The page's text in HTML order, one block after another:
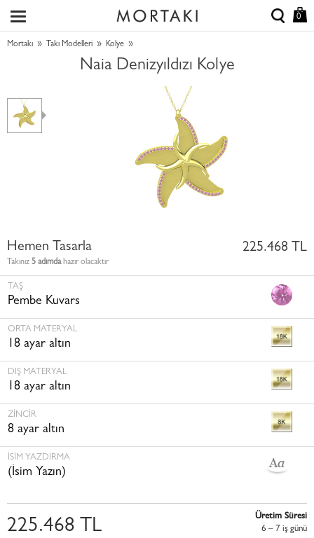
0
Mortakı » Takı Modelleri » Kolye »
Naia Denizyıldızı Kolye
Hemen Tasarla
Takınız 5 adımdahazır olacaktır
225.468 TL
TAŞ
Pembe Kuvars
ORTA MATERYAL
18 ayar altın
DIŞ MATERYAL
18 ayar altın
ZINCIR
8 ayar altın
İSİM YAZDIRMA
(İsim Yazın)
225.468 TL
Üretim Süresi
6 – 7 i̇ş günü